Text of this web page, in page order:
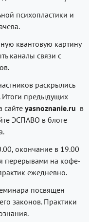
психопластики и
квантовую картину
каналы связи с
раскрылись
Итоги предыдущих
сайте yasnoznanie.ru в
ЭСПАВО в блоге
окончание в 19.00
перерывами на кофе-
ежедневно.
посвящен
законов. Практики